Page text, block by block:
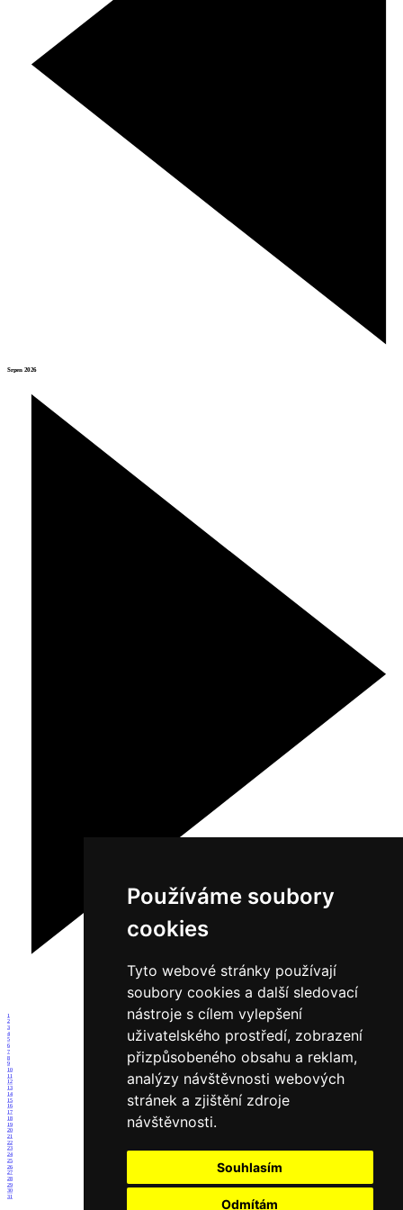
Používáme soubory
cookies
Tyto webové stránky používají
soubory cookies a další sledovací
nástroje s cílem vylepšení
uživatelského prostředí, zobrazení
přizpůsobeného obsahu a reklam,
analýzy návštěvnosti webových
stránek a zjištění zdroje
návštěvnosti.
Souhlasím
Odmítám
Srpen 2026
1
2
3
4
5
6
7
8
9
10
11
12
13
14
15
16
17
18
19
20
21
22
23
24
25
26
27
28
29
30
31